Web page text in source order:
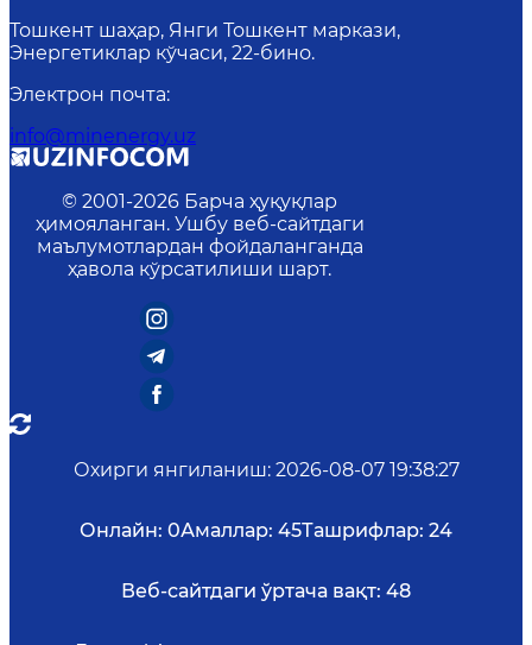
Тошкент шаҳар, Янги Тошкент маркази,
Энергетиклар кўчаси, 22-бино.
Электрон почта:
info@minenergy.uz
© 2001-2026 Барча ҳуқуқлар
ҳимояланган. Ушбу веб-сайтдаги
маълумотлардан фойдаланганда
ҳавола кўрсатилиши шарт.
Охирги янгиланиш: 2026-08-07 19:38:27
Онлайн: 0Амаллар: 45Ташрифлар: 24
Веб-сайтдаги ўртача вақт: 48